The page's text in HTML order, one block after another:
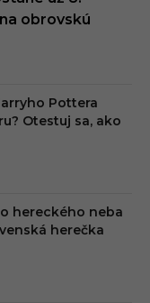
obrovskú
Pottera
Otestuj sa, ako
hereckého neba
herečka